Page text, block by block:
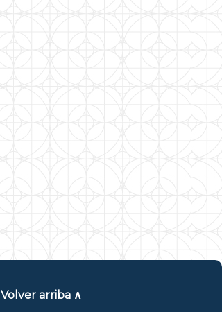
Volver arriba ∧